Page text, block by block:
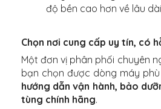
độ bền cao hơn về lâu
Chọn nơi cung cấp uy tín, có
Một đơn vị phân phối chuyên
bạn chọn được dòng máy
hướng dẫn vận hành, bảo
tùng chính hãng.